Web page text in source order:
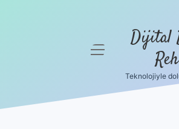
menüyü
Dijital
Teknolojiyle